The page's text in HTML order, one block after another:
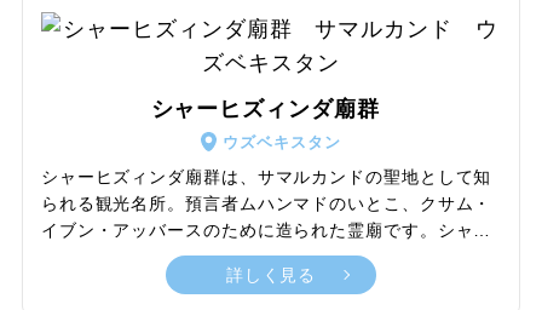
ラカリとは「金で覆われた」という意味で、その名のと
おりドームの内側は金箔が施されています。輝く金と深
シャーヒズィンダ廟群
ウズベキスタン
シャーヒズィンダ廟群は、サマルカンドの聖地として知
られる観光名所。預言者ムハンマドのいとこ、クサム・
イブン・アッバースのために造られた霊廟です。シャー
ヒズィンダとは、生ける王という意味。この地で急襲さ
れたクサム・イブン・アッバースが、身を隠した井戸か
詳しく見る